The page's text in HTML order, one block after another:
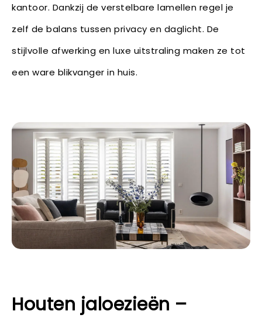
kantoor. Dankzij de verstelbare lamellen regel je
zelf de balans tussen privacy en daglicht. De
stijlvolle afwerking en luxe uitstraling maken ze tot
een ware blikvanger in huis.
Houten jaloezieën –